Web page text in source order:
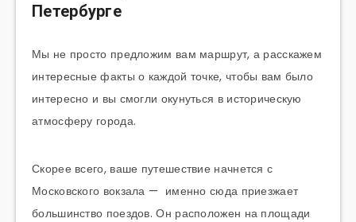
Петербурге
Мы не просто предложим вам маршрут, а расскажем
интересные факты о каждой точке, чтобы вам было
интересно и вы смогли окунуться в историческую
атмосферу города.
Скорее всего, ваше путешествие начнется с
Московского вокзала — именно сюда приезжает
большинство поездов. Он расположен на площади